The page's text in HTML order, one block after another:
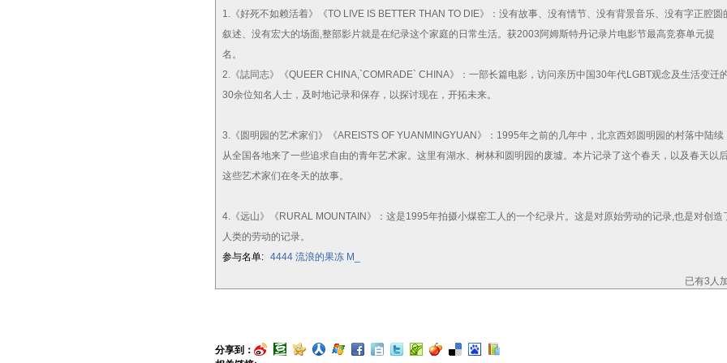
1.《好死不如赖活着》《TO LIVE IS BETTER THAN TO DIE》：没有故事、没有情节、没有背景音乐、没有字正腔圆
叙述、没有宏大的场面,整部影片就是在纪录这个家庭的日常生活。获2003阿姆斯特丹记录片电影节最高竞赛单元提
名。
2.《誌同志》《QUEER CHINA,`COMRADE` CHINA》：一部长篇电影，访问亲历中国30年代LGBT观念及生活变迁
30余位知名人士，及时地记录和保存，以探讨现在，开拓未来。
3.《圆明园的艺术家们》《AREISTS OF YUANMINGYUAN》：1995年之前的几年中，北京西郊圆明园的村落中陆续
从全国各地来了一些追求自由的青年艺术家。这里有湖水、树林和圆明园的废墟。本片记录了这个春天，以及春天以
这些艺术家们在冬天的故事。
4.《远山》《RURAL MOUNTAIN》：这是1995年拍摄小煤窑工人的一个纪录片。这是对原始劳动的记录,也是对创造
人类的劳动的记录。
参与名单: 4444 流浪的果冻 M_
已有3人
分享到：